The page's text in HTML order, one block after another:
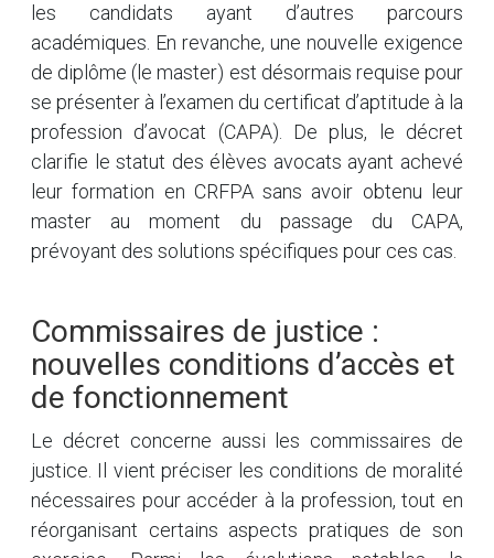
les candidats ayant d’autres parcours
académiques. En revanche, une nouvelle exigence
de diplôme (le master) est désormais requise pour
se présenter à l’examen du certificat d’aptitude à la
profession d’avocat (CAPA). De plus, le décret
clarifie le statut des élèves avocats ayant achevé
leur formation en CRFPA sans avoir obtenu leur
master au moment du passage du CAPA,
prévoyant des solutions spécifiques pour ces cas.
Commissaires de justice :
nouvelles conditions d’accès et
de fonctionnement
Le décret concerne aussi les commissaires de
justice. Il vient préciser les conditions de moralité
nécessaires pour accéder à la profession, tout en
réorganisant certains aspects pratiques de son